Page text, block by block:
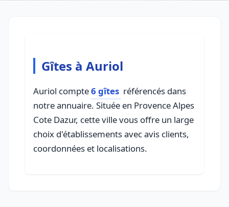
Gîtes à Auriol
Auriol compte6 gîtes référencés dans
notre annuaire. Située en Provence Alpes
Cote Dazur, cette ville vous offre un large
choix d'établissements avec avis clients,
coordonnées et localisations.